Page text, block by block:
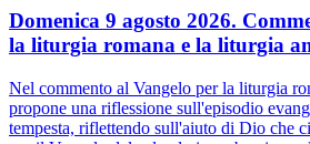
Domenica 9 agosto 2026.
la liturgia romana e la liturgia
Nel commento al Vangelo per la liturgia
propone una riflessione sull'episodio
tempesta, riflettendo sull'aiuto di Dio che